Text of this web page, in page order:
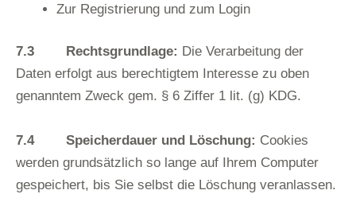
Zur Registrierung und zum Login
7.3 Rechtsgrundlage: Die Verarbeitung der
Daten erfolgt aus berechtigtem Interesse zu oben
genanntem Zweck gem. § 6 Ziffer 1 lit. (g) KDG.
7.4 Speicherdauer und Löschung: Cookies
werden grundsätzlich so lange auf Ihrem Computer
gespeichert, bis Sie selbst die Löschung veranlassen.